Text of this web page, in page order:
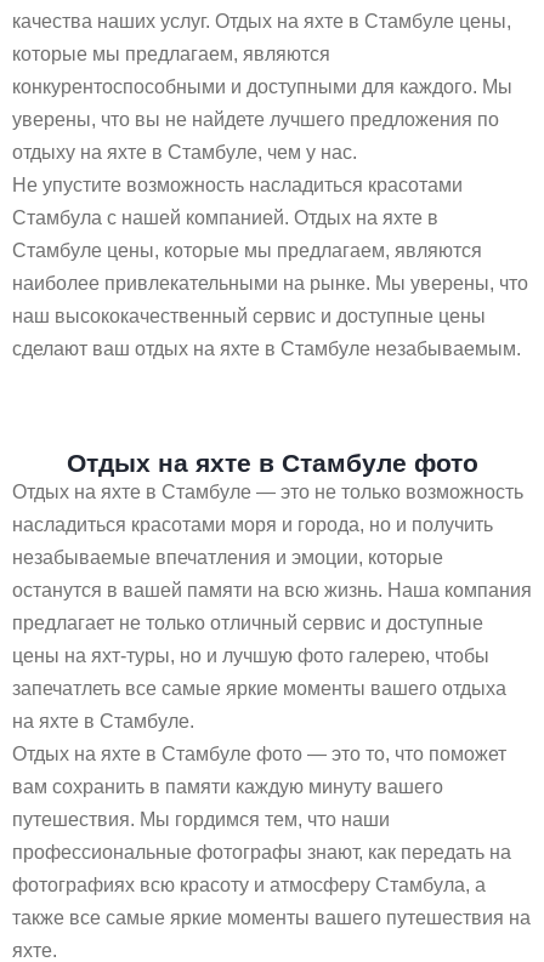
качества наших услуг. Отдых на яхте в Стамбуле цены,
которые мы предлагаем, являются
конкурентоспособными и доступными для каждого. Мы
уверены, что вы не найдете лучшего предложения по
отдыху на яхте в Стамбуле, чем у нас.
Не упустите возможность насладиться красотами
Стамбула с нашей компанией. Отдых на яхте в
Стамбуле цены, которые мы предлагаем, являются
наиболее привлекательными на рынке. Мы уверены, что
наш высококачественный сервис и доступные цены
сделают ваш отдых на яхте в Стамбуле незабываемым.
Отдых на яхте в Стамбуле фото
Отдых на яхте в Стамбуле — это не только возможность
насладиться красотами моря и города, но и получить
незабываемые впечатления и эмоции, которые
останутся в вашей памяти на всю жизнь. Наша компания
предлагает не только отличный сервис и доступные
цены на яхт-туры, но и лучшую фото галерею, чтобы
запечатлеть все самые яркие моменты вашего отдыха
на яхте в Стамбуле.
Отдых на яхте в Стамбуле фото — это то, что поможет
вам сохранить в памяти каждую минуту вашего
путешествия. Мы гордимся тем, что наши
профессиональные фотографы знают, как передать на
фотографиях всю красоту и атмосферу Стамбула, а
также все самые яркие моменты вашего путешествия на
яхте.